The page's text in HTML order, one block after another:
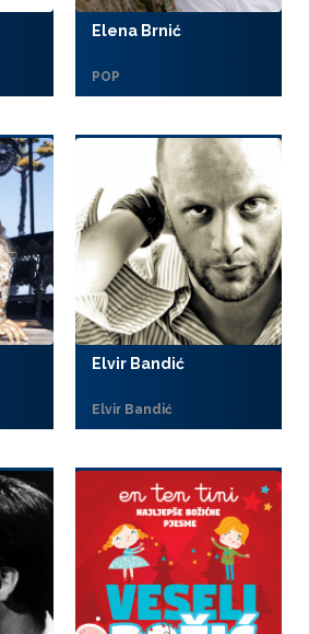
Elena Brnić
POP
Elvir Bandić
Elvir Bandić